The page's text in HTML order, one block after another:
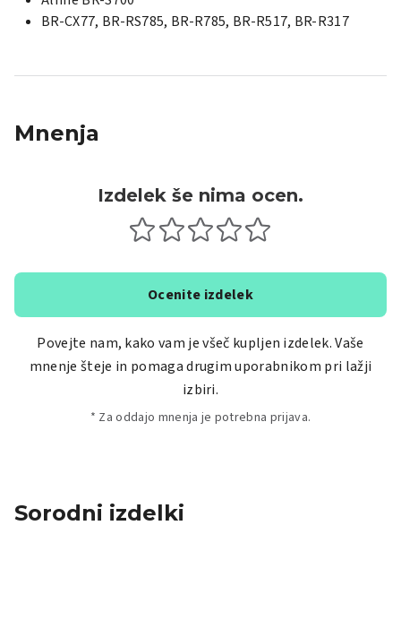
BR-CX77, BR-RS785, BR-R785, BR-R517, BR-R317
Mnenja
Izdelek še nima ocen.
Ocenite izdelek
Povejte nam, kako vam je všeč kupljen izdelek. Vaše
mnenje šteje in pomaga drugim uporabnikom pri lažji
izbiri.
* Za oddajo mnenja je potrebna prijava.
Sorodni izdelki